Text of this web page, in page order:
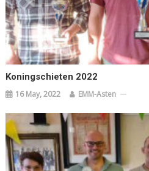
Koningschieten 2022
16 May, 2022 EMM-Asten